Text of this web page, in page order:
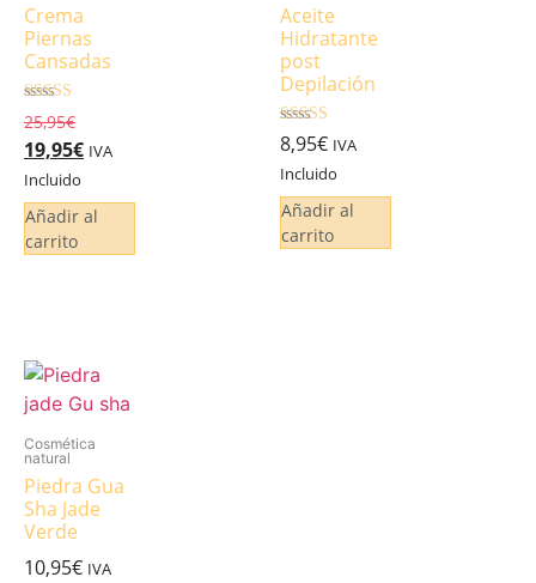
Crema
Piernas
Cansadas
Valorado
4.92
de 5
25,95€
19,95€ IVA
Incluido
Añadir al
carrito
Aceite
Hidratante
post
Depilación
Valorado
5.00
de 5
8,95€ IVA
Incluido
Añadir al
carrito
Cosmética
natural
Piedra Gua
Sha Jade
Verde
10,95€ IVA